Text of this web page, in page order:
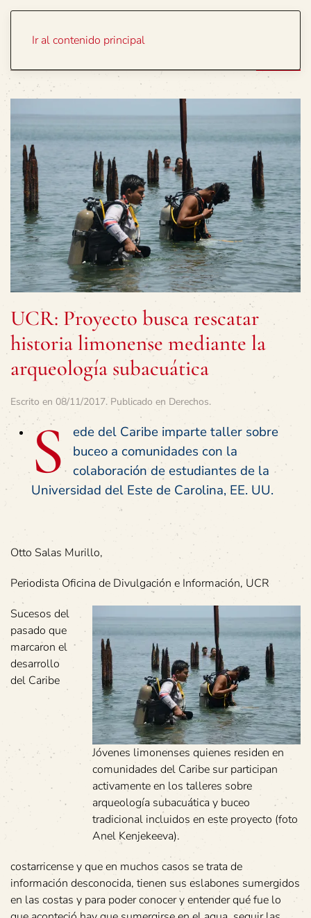
Ir al contenido principal
UCR: Proyecto busca rescatar
historia limonense mediante la
arqueología subacuática
Escrito en 08/11/2017. Publicado en Derechos.
S
ede del Caribe imparte taller sobre
buceo a comunidades con la
colaboración de estudiantes de la
Universidad del Este de Carolina, EE. UU.
Otto Salas Murillo,
Periodista Oficina de Divulgación e Información, UCR
Jóvenes limonenses quienes residen en
comunidades del Caribe sur participan
activamente en los talleres sobre
arqueología subacuática y buceo
tradicional incluidos en este proyecto (foto
Anel Kenjekeeva).
Sucesos del
pasado que
marcaron el
desarrollo
del Caribe
costarricense y que en muchos casos se trata de
información desconocida, tienen sus eslabones sumergidos
en las costas y para poder conocer y entender qué fue lo